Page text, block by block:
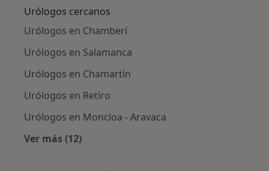
Urólogos cercanos
Urólogos en Chamberí
Urólogos en Salamanca
Urólogos en Chamartín
Urólogos en Retiro
Urólogos en Moncloa - Aravaca
Ver más (12)